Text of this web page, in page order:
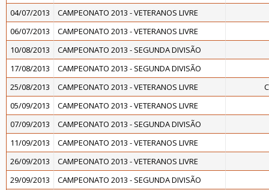
04/07/2013
CAMPEONATO 2013 - VETERANOS LIVRE
06/07/2013
CAMPEONATO 2013 - VETERANOS LIVRE
10/08/2013
CAMPEONATO 2013 - SEGUNDA DIVISÃO
17/08/2013
CAMPEONATO 2013 - SEGUNDA DIVISÃO
25/08/2013
CAMPEONATO 2013 - VETERANOS LIVRE
05/09/2013
CAMPEONATO 2013 - VETERANOS LIVRE
07/09/2013
CAMPEONATO 2013 - SEGUNDA DIVISÃO
11/09/2013
CAMPEONATO 2013 - VETERANOS LIVRE
26/09/2013
CAMPEONATO 2013 - VETERANOS LIVRE
29/09/2013
CAMPEONATO 2013 - SEGUNDA DIVISÃO